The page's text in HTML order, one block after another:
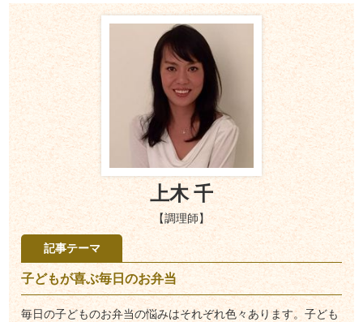
上木 千
【調理師】
記事テーマ
子どもが喜ぶ毎日のお弁当
毎日の子どものお弁当の悩みはそれぞれ色々あります。子ども